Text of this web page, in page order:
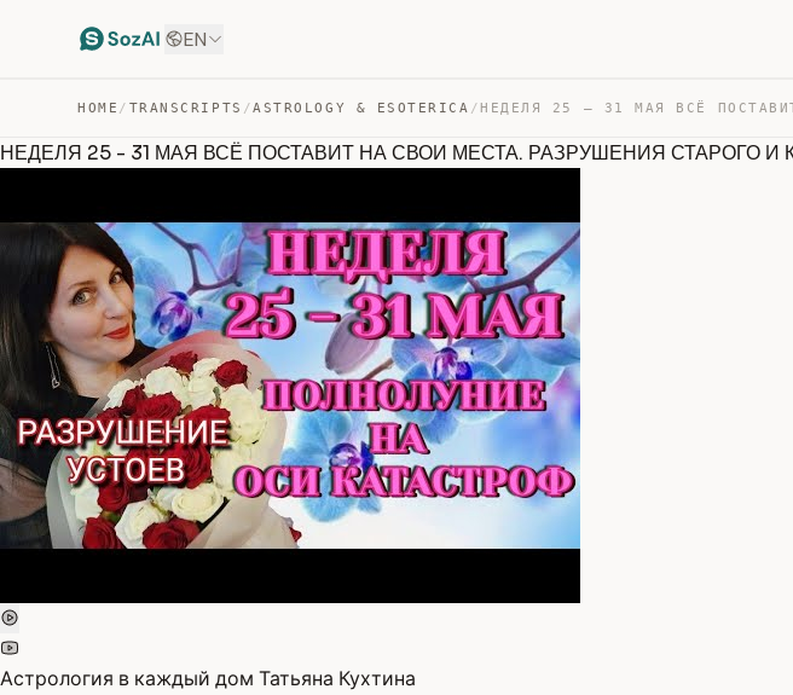
EN
HOME / TRANSCRIPTS /ASTROLOGY & ESOTERICA /
НЕДЕЛЯ 25 - 31 МАЯ ВСЁ ПОСТАВИТ НА СВОИ МЕСТА. РАЗРУШЕНИЯ СТАРОГО И
Астрология в каждый дом Татьяна Кухтина